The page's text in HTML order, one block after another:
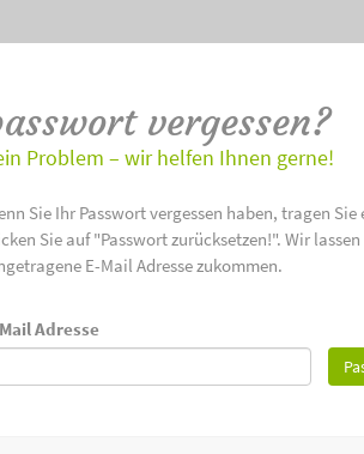
vergessen?
Problem – wir helfen Ihnen gerne!
Sie Ihr Passwort vergessen haben, tragen
Sie auf "Passwort zurücksetzen!". Wir
E-Mail Adresse zukommen.
Adresse